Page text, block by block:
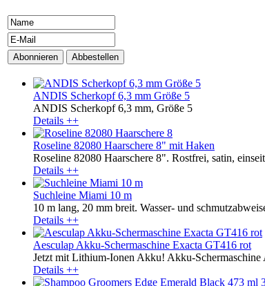
ANDIS Scherkopf 6,3 mm Größe 5
ANDIS Scherkopf 6,3 mm, Größe 5
Details ++
Roseline 82080 Haarschere 8" mit Haken
Roseline 82080 Haarschere 8". Rostfrei, satin,
Details ++
Suchleine Miami 10 m
10 m lang, 20 mm breit. Wasser- und
Details ++
Aesculap Akku-Schermaschine Exacta GT416 rot
Jetzt mit Lithium-Ionen Akku! Akku-Schermaschine
Details ++